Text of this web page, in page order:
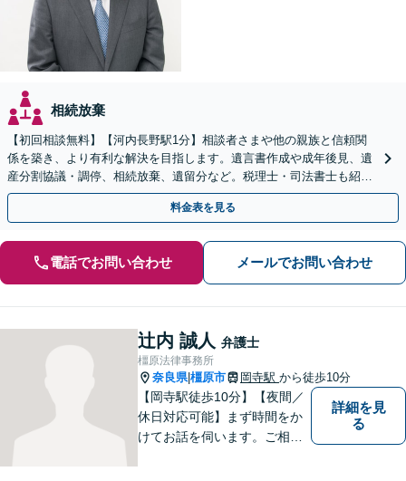
相続放棄
【初回相談無料】【河内長野駅1分】相談者さまや他の親族と信頼関
係を築き、より有利な解決を目指します。遺言書作成や成年後見、遺
産分割協議・調停、相続放棄、遺留分など。税理士・司法書士も紹介
いたします【弁護士歴15年以上】
料金表を見る
電話でお問い合わせ メールでお問い合わせ
辻内 誠人 弁護士
橿原法律事務所
奈良県|橿原市 岡寺駅 から徒歩10分
【岡寺駅徒歩10分】【夜間／
休日対応可能】まず時間をか
けてお話を伺います。ご相談
詳細を見
る